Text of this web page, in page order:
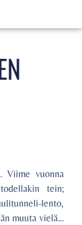
Viime vuonna
tein;
lento,
muuta vielä…